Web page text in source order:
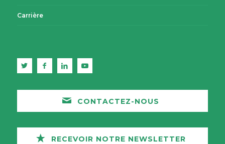
Carrière
CONTACTEZ-NOUS
RECEVOIR NOTRE NEWSLETTER